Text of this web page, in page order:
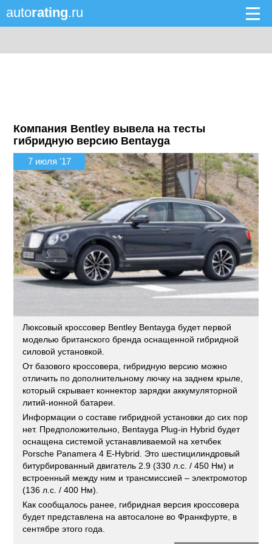
autorating.ru
Компания Bentley вывела на тесты
гибридную версию Bentayga
7 июля '17
Люксовый кроссовер Bentley Bentayga будет первой
моделью британского бренда оснащенной гибридной
силовой установкой.
От базового кроссовера, гибридную версию можно
отличить по дополнительному лючку на заднем крыле,
который скрывает коннектор зарядки аккумуляторной
литий-ионной батареи.
Информации о составе гибридной установки до сих пор
нет. Предположительно, Bentayga Plug-in Hybrid будет
оснащена системой устанавливаемой на хетчбек
Porsche Panamera 4 E-Hybrid. Это шестицилиндровый
битурбированный двигатель 2.9 (330 л.с. / 450 Нм) и
встроенный между ним и трансмиссией – электромотор
(136 л.с. / 400 Нм).
Как сообщалось ранее, гибридная версия кроссовера
будет представлена на автосалоне во Франкфурте, в
сентябре этого года.